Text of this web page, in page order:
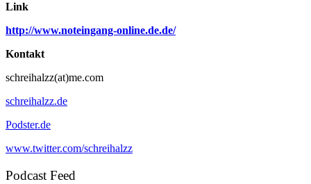
Link
http://www.noteingang-online.de.de/
Kontakt
schreihalzz(at)me.com
schreihalzz.de
Podster.de
www.twitter.com/schreihalzz
Podcast Feed